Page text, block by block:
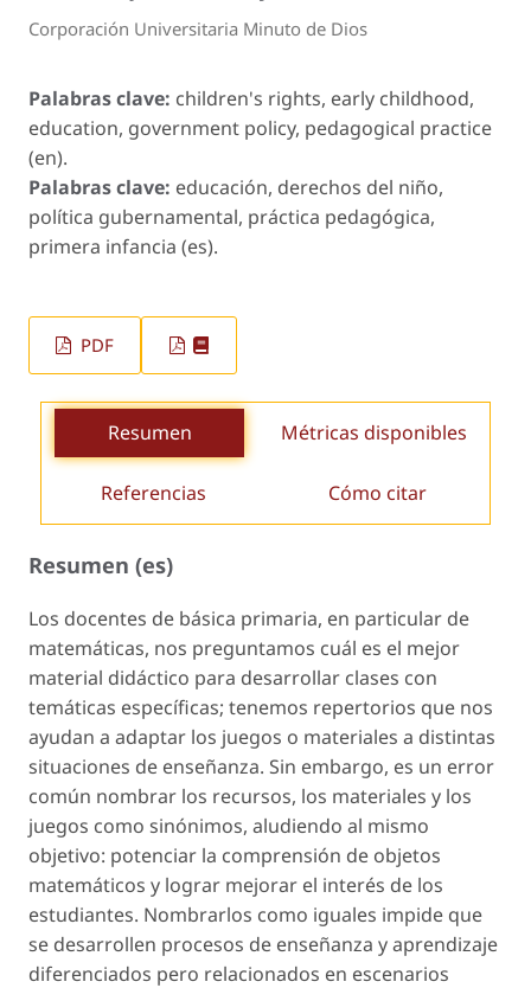
Corporación Universitaria Minuto de Dios
Palabras clave: children's rights, early childhood,
education, government policy, pedagogical practice
(en).
Palabras clave: educación, derechos del niño,
política gubernamental, práctica pedagógica,
primera infancia (es).
PDF
Resumen Métricas disponibles
Referencias Cómo citar
Resumen (es)
Los docentes de básica primaria, en particular de
matemáticas, nos preguntamos cuál es el mejor
material didáctico para desarrollar clases con
temáticas específicas; tenemos repertorios que nos
ayudan a adaptar los juegos o materiales a distintas
situaciones de enseñanza. Sin embargo, es un error
común nombrar los recursos, los materiales y los
juegos como sinónimos, aludiendo al mismo
objetivo: potenciar la comprensión de objetos
matemáticos y lograr mejorar el interés de los
estudiantes. Nombrarlos como iguales impide que
se desarrollen procesos de enseñanza y aprendizaje
diferenciados pero relacionados en escenarios